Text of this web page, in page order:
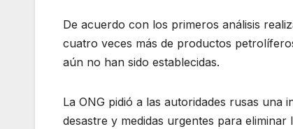
De acuerdo con los primeros análisis
cuatro veces más de productos
aún no han sido establecidas.
La ONG pidió a las autoridades rusas una
desastre y medidas urgentes para